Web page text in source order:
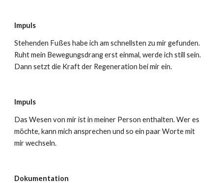
Impuls
Stehenden Fußes habe ich am schnellsten zu mir gefunden.
Ruht mein Bewegungsdrang erst einmal, werde ich still sein.
Dann setzt die Kraft der Regeneration bei mir ein.
Impuls
Das Wesen von mir ist in meiner Person enthalten. Wer es
möchte, kann mich ansprechen und so ein paar Worte mit
mir wechseln.
Dokumentation